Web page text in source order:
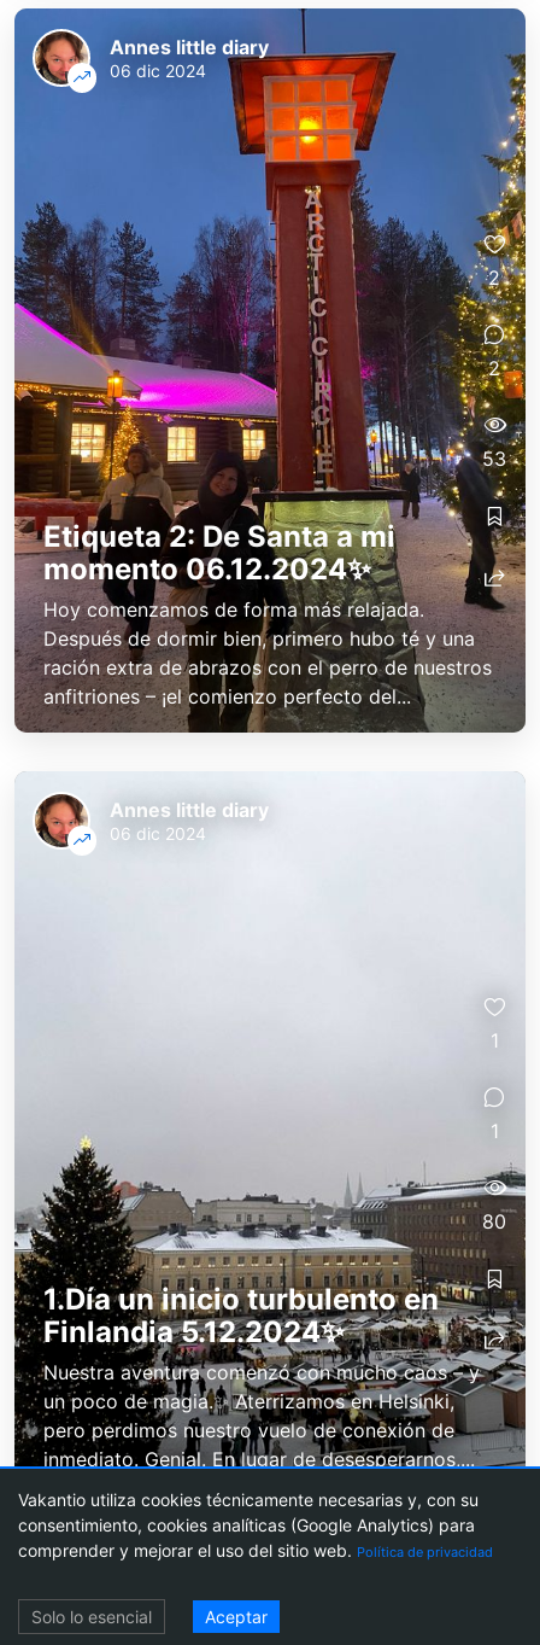
Etiqueta 2: De Santa a mi
momento 06.12.2024✨
Hoy comenzamos de forma más relajada.
Después de dormir bien, primero hubo té y una
ración extra de abrazos con el perro de nuestros
anfitriones – ¡el comienzo perfecto del...
Annes little diary
06 dic 2024
2
2
53
1.Día un inicio turbulento en
Finlandia 5.12.2024✨
Nuestra aventura comenzó con mucho caos – y
un poco de magia.✨ Aterrizamos en Helsinki,
pero perdimos nuestro vuelo de conexión de
inmediato. Genial. En lugar de desesperarnos,...
Annes little diary
06 dic 2024
1
1
80
Vakantio utiliza cookies técnicamente necesarias y, con su
consentimiento, cookies analíticas (Google Analytics) para
comprender y mejorar el uso del sitio web. Política de privacidad
Solo lo esencial Aceptar
informativa Acerca Vakantio Imprimir
datos Configuración de cookies